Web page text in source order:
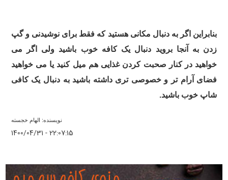
بنابراین اگر به دنبال مکانی هستید که فقط برای نوشیدنی و گپ
زدن به آنجا بروید دنبال یک کافه خوب باشید ولی اگر می
خواهید در کنار صحبت کردن غذایی هم میل کنید یا می خواهید
فضای آرام تر و خصوصی تری داشته باشید به دنبال یک کافی
شاپ خوب باشید.
نویسنده: الهام خجسته
1400/04/31 - 22:07:15